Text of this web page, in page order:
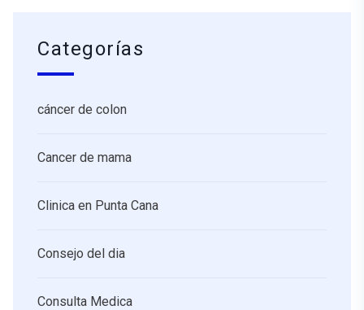
Categorías
cáncer de colon
Cancer de mama
Clinica en Punta Cana
Consejo del dia
Consulta Medica